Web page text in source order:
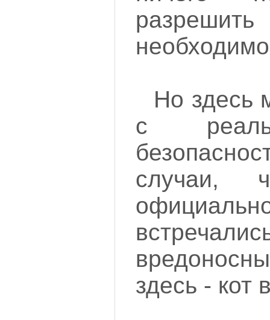
Но здесь
с
случаи,
здесь - кот